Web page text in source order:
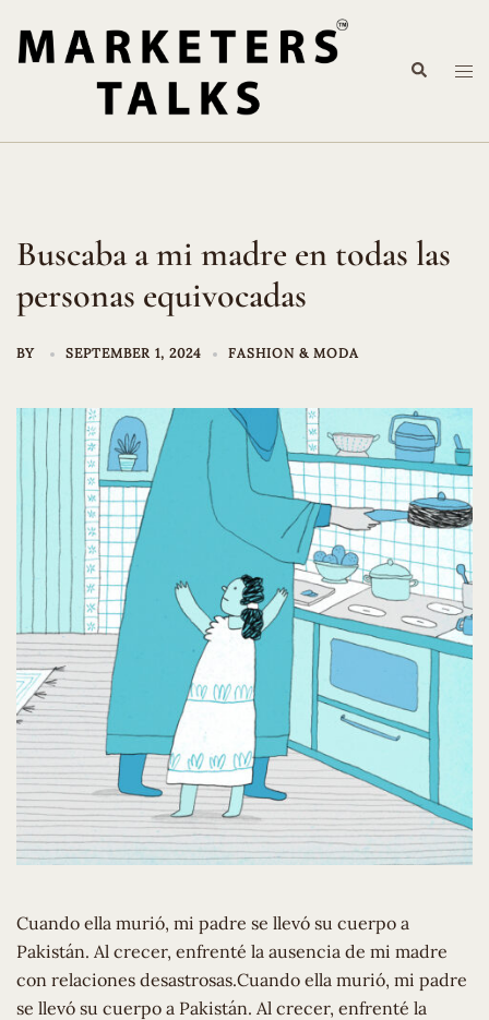
content
Search
Buscaba a mi madre en todas las
personas equivocadas
BY SEPTEMBER 1, 2024 FASHION & MODA
Cuando ella murió, mi padre se llevó su cuerpo a
Pakistán. Al crecer, enfrenté la ausencia de mi madre
con relaciones desastrosas.Cuando ella murió, mi padre
se llevó su cuerpo a Pakistán. Al crecer, enfrenté la